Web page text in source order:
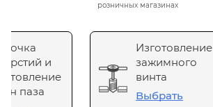
розничных магазинах
и
паза
Изготовление
зажимного
винта
Выбрать